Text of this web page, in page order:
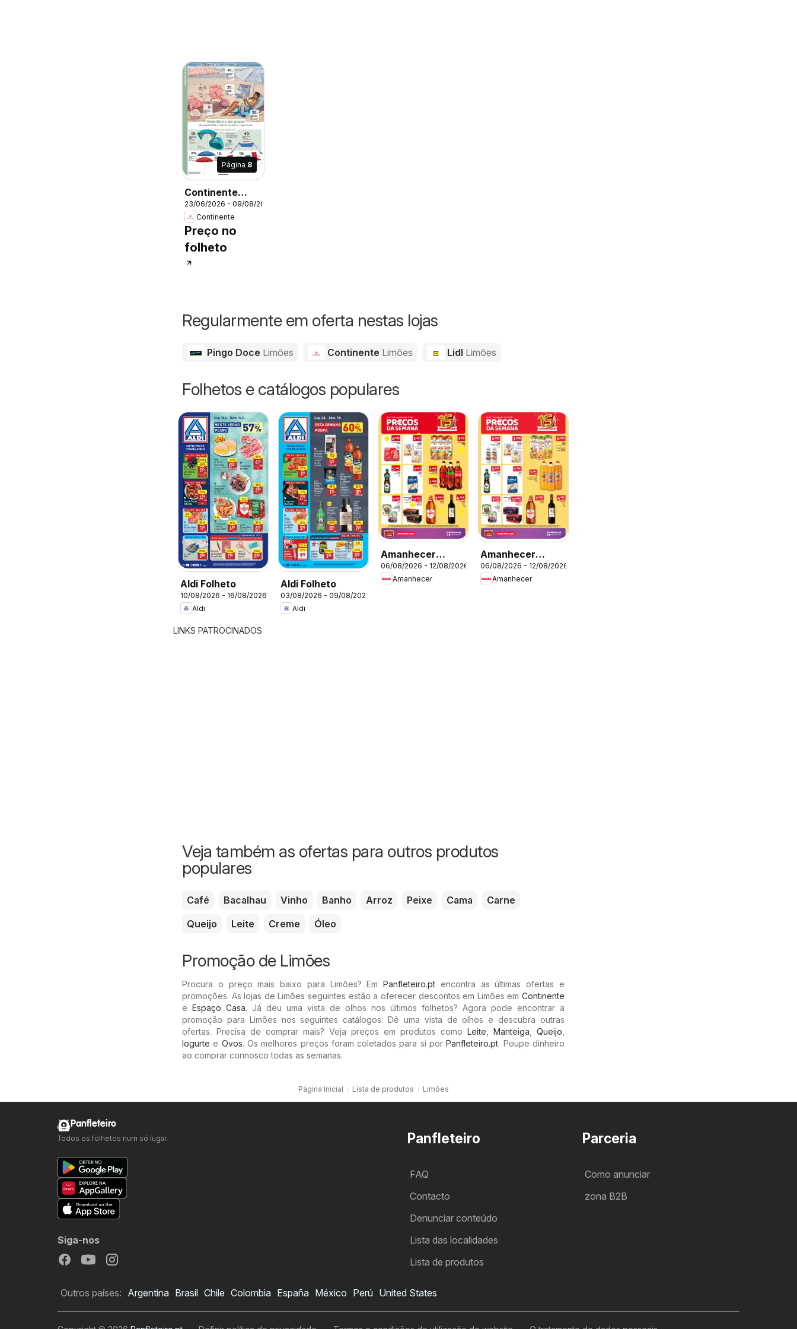
Página 8
Continente
Férias de Verão
Abre espaço
para a
distração
23/06/2026 - 09/08/2026
Continente
Preço no
folheto
Regularmente em oferta nestas lojas
Pingo Doce Limões Continente Limões Lidl Limões
Folhetos e catálogos populares
Aldi Folheto
10/08/2026 - 16/08/2026
Aldi
Aldi Folheto
03/08/2026 - 09/08/2026
Aldi
Amanhecer
Folheto Madeira
06/08/2026 - 12/08/2026
Amanhecer
Amanhecer
Folheto
06/08/2026 - 12/08/2026
Amanhecer
LINKS PATROCINADOS
Veja também as ofertas para outros produtos
populares
Café Bacalhau Vinho Banho Arroz Peixe Cama
Carne
Queijo
Leite Creme Óleo
Promoção de Limões
Procura o preço mais baixo para Limões? Em Panfleteiro.pt encontra as últimas ofertas e
promoções. As lojas de Limões seguintes estão a oferecer descontos em Limões em Continente
e
Espaço Casa. Já deu uma vista de olhos nos últimos folhetos? Agora pode encontrar a
promoção para Limões nos seguintes catálogos: Dê uma vista de olhos e descubra outras
ofertas. Precisa de comprar mais? Veja preços em produtos como
Leite, Manteiga, Queijo,
Iogurte e Ovos. Os melhores preços foram coletados para si por Panfleteiro.pt. Poupe dinheiro
ao comprar connosco todas as semanas.
Página Inicial Lista de produtos Limões
Panfleteiro
FAQ
Contacto
Denunciar conteúdo
Lista das localidades
Lista de produtos
Parceria
Como anunciar
zona B2B
Panfleteiro
Todos os folhetos num só lugar.
Siga-nos
Outros países: Argentina Brasil Chile Colombia España México Perú United States